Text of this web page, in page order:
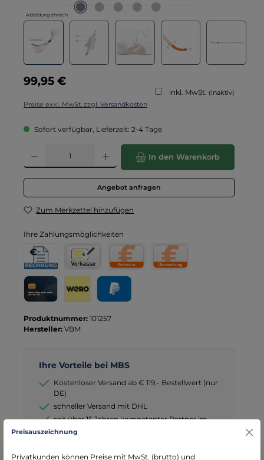
Abbildung ähnlich
Regulärer Preis:
99,95 €
inkl. MwSt. (inaktiv)
Preise exkl. MwSt. zzgl. Versandkosten
Sofort verfügbar, Lieferzeit: 2-4 Tage
Produkt Anzahl: Gib den gewünschten Wert ein oder benutze die
In den Warenkorb
Angebot anfragen
Zum Merkzettel hinzufügen
Ihre Zahlungsmöglichkeiten
Produktnummer: 101257
Hersteller: VBM
Ihre Vorteile bei MBS
Kostenloser Versand ab € 119,- Bestellwert (nur
DE)
schneller Versand mit DHL
seit über 15 Jahren kompetenter Partner im
Bereich Notfallmedizin
Preisauszeichnung
Privatkunden können Preise mit MwSt. (brutto) und